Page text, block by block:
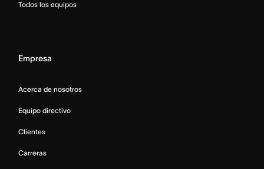
Todos los equipos
Empresa
Acerca de nosotros
Equipo directivo
Clientes
Carreras